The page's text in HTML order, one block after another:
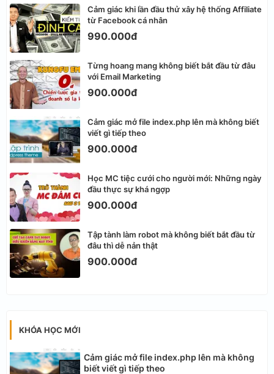
Cảm giác khi lần đầu thử xây hệ thống Affiliate
từ Facebook cá nhân
990.000đ
Từng hoang mang không biết bắt đầu từ đâu
với Email Marketing
900.000đ
Cảm giác mở file index.php lên mà không biết
viết gì tiếp theo
900.000đ
Học MC tiệc cưới cho người mới: Những ngày
đầu thực sự khá ngợp
900.000đ
Tập tành làm robot mà không biết bắt đầu từ
đâu thì dễ nản thật
900.000đ
KHÓA HỌC MỚI
Cảm giác mở file index.php lên mà không
biết viết gì tiếp theo